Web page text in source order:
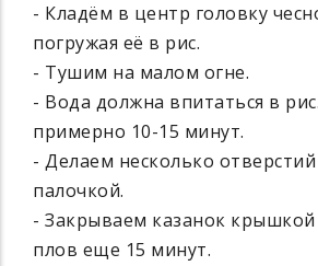
- Кладём в центр головку
погружая её в рис.
- Тушим на малом огне.
- Вода должна впитаться в
примерно 10-15 минут.
- Делаем несколько
палочкой.
- Закрываем казанок
плов еще 15 минут.